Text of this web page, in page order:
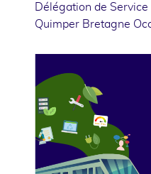
Délégation de
Quimper Bretagne